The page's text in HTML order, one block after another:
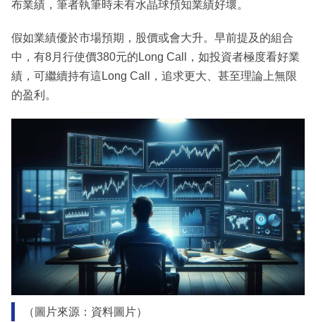
布業績，筆者執筆時未有水晶球預知業績好壞。
假如業績優於市場預期，股價或會大升。早前提及的組合
中，有8月行使價380元的Long Call，如投資者極度看好業
績，可繼續持有這Long Call，追求更大、甚至理論上無限
的盈利。
（圖片來源：資料圖片）